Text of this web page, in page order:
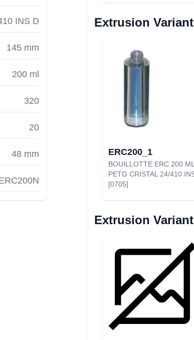
INS D
145 mm
200 ml
320
20
48 mm
Extrusion
ERC200_1
BOUILLOTTE ERC 200 ML
PETG CRISTAL 24/410
[0705]
Extrusion